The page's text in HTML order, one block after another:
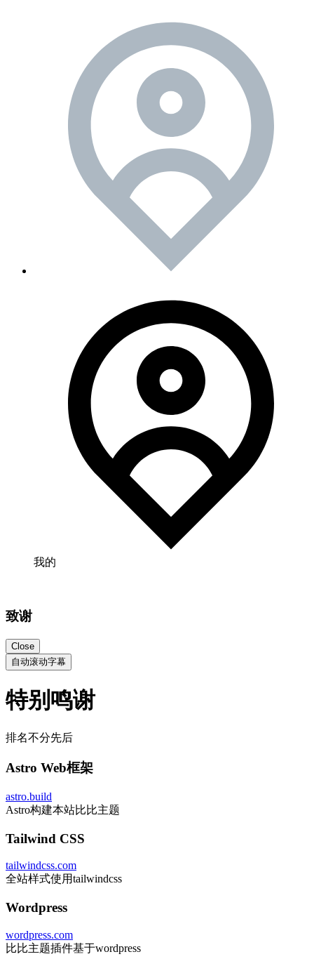
我的
致谢
Close
自动滚动字幕
特别鸣谢
排名不分先后
Astro Web框架
astro.build
Astro构建本站比比主题
Tailwind CSS
tailwindcss.com
全站样式使用tailwindcss
Wordpress
wordpress.com
比比主题插件基于wordpress